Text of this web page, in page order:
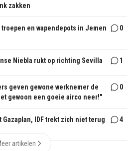
zakken
en wapendepots in Jemen
0
Niebla rukt op richting Sevilla 1
geven gewone werknemer de
gewoon een goeie airco neer!"
0
Gazaplan, IDF trekt zich niet terug 4
artikelen